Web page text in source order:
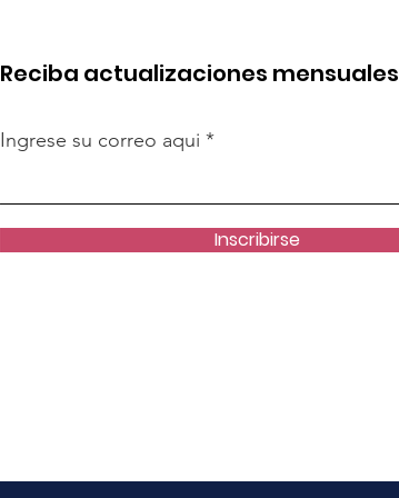
Reciba actualizaciones mensuales
Ingrese su correo aqui
Inscribirse